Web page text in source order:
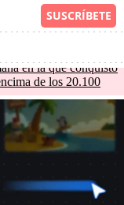
en la que conquistó
de los 20.100